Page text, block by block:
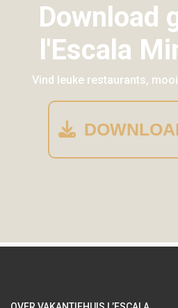
Download
l'Escala
Vind leuke restaurants,